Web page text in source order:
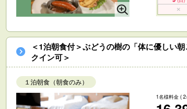
＜1泊朝食付＞ぶどうの樹の「体に優しい
クイン可＞
１泊朝食（朝食のみ）
1名様料金 (